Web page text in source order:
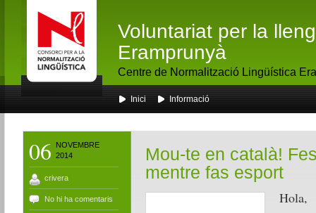
Voluntariat per la
Eramprunyà
Centre de Normalització Lingüística
Inici Informació
06
NOVEMBRE
2014
crivera
No hi ha comentaris
Mou-te en català!
mentre fas esport
Hola,